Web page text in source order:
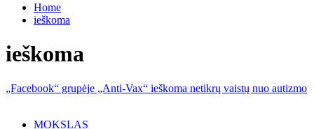
Home
ieškoma
ieškoma
„Facebook“ grupėje „Anti-Vax“ ieškoma netikrų vaistų nuo autizmo
MOKSLAS